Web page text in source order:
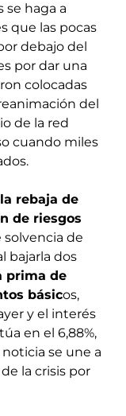
haga a
que las pocas
debajo del
por dar una
colocadas
del
de la red
cuando miles
rebaja de
de riesgos
solvencia de
bajarla dos
prima de
básicos,
y el interés
en el 6,88%,
se une a
la crisis por